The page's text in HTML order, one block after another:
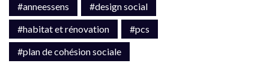
#anneessens
#design social
#habitat et rénovation
#pcs
#plan de cohésion sociale